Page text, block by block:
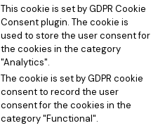
This cookie is set by GDPR Cookie
Consent plugin. The cookie is
used to store the user consent for
the cookies in the category
"Analytics".
The cookie is set by GDPR cookie
consent to record the user
consent for the cookies in the
category "Functional".